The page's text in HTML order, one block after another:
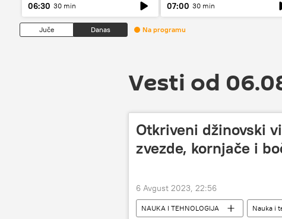
06:30 30 min
07:00 30 min
Juče Danas Na programu
Vesti od
Otkriveni džinovski
zvezde, kornjače i
6 Avgust 2023, 22:56
NAUKA I TEHNOLOGIJA Nauka i